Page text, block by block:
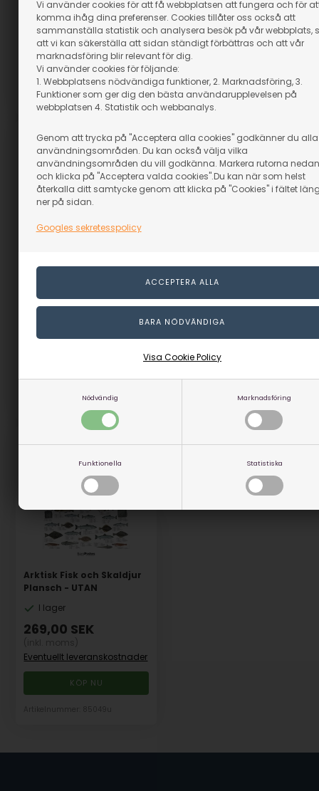
Vi använder cookies för att få webbplatsen att fungera och för
komma ihåg dina preferenser. Cookies tillåter oss också att
sammanställa statistik och analysera besök på vår webbplats,
att vi kan säkerställa att sidan ständigt förbättras och att vår
marknadsföring blir relevant för dig.
Vi använder cookies för följande:
1. Webbplatsens nödvändiga funktioner, 2. Marknadsföring, 3.
Funktioner som ger dig den bästa användarupplevelsen på
webbplatsen 4. Statistik och webbanalys.
Genom att trycka på "Acceptera alla cookies" godkänner du alla
användningsområden. Du kan också välja vilka
användningsområden du vill godkänna. Markera rutorna nedan
och klicka på "Acceptera valda cookies".Du kan när som helst
återkalla ditt samtycke genom att klicka på "Cookies" i fältet
ner på sidan.
Googles sekretesspolicy
Nödvändig Marknadsföring
Funktionella Statistiska
Visa Cookie Policy
269,00 SEK
(inkl. moms)
Eventuellt leveranskostnader
Artikelnummer: 85036u
269,00 SEK
(inkl. moms)
Eventuellt leveranskostnader
Artikelnummer: 85039u
I lager
(inkl. moms)
Eventuellt leveranskostnader
Sötvattenfisk Plansch -
UTAN
I lager
269,00SEK
(inkl. moms)
Eventuellt leveranskostnader
Arktisk Fisk och Skaldjur
Plansch - UTAN
I lager
269,00 SEK
Eventuellt leveranskostnader